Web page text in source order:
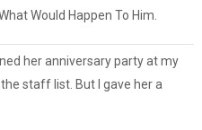
Would Happen To Him.
her anniversary party at my
staff list. But I gave her a